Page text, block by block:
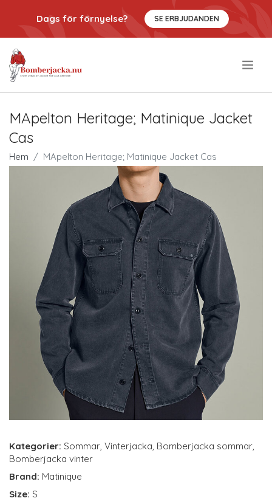
Dags för förnyelse? SE ERBJUDANDEN
MApelton Heritage; Matinique Jacket
Cas
Hem MApelton Heritage; Matinique Jacket Cas
Kategorier: Sommar, Vinterjacka, Bomberjacka sommar,
Bomberjacka vinter
Brand: Matinique
Size: S